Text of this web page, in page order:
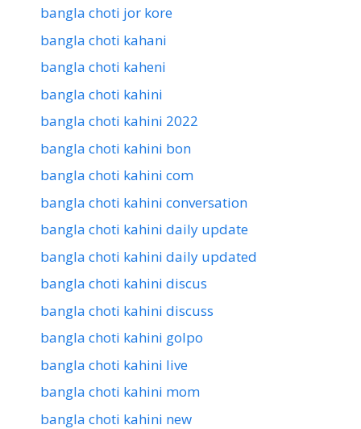
bangla choti jor kore
bangla choti kahani
bangla choti kaheni
bangla choti kahini
bangla choti kahini 2022
bangla choti kahini bon
bangla choti kahini com
bangla choti kahini conversation
bangla choti kahini daily update
bangla choti kahini daily updated
bangla choti kahini discus
bangla choti kahini discuss
bangla choti kahini golpo
bangla choti kahini live
bangla choti kahini mom
bangla choti kahini new